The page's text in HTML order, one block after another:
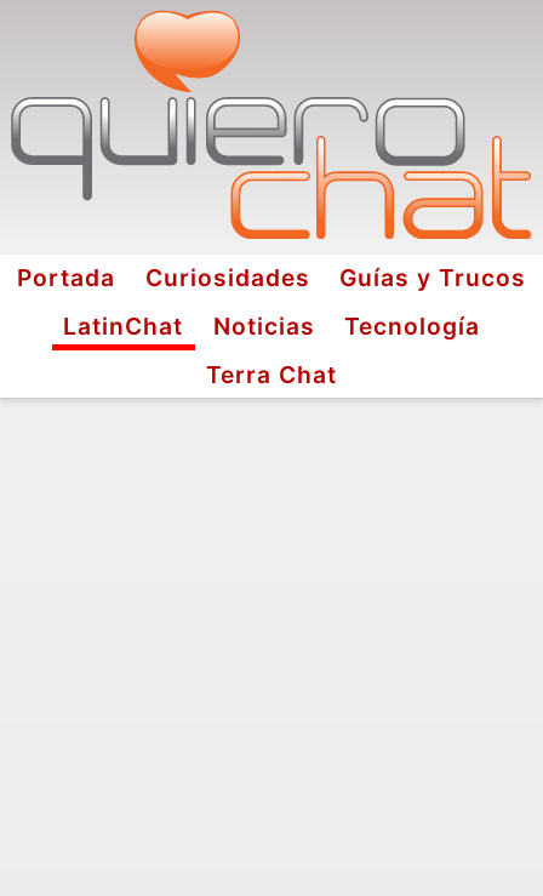
Portada Curiosidades
Guías y Trucos
LatinChat
Noticias
Tecnología
Terra Chat